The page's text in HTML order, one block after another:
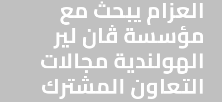
العزام يبحث مع
مؤسسة ڤان لير
الهولندية مجالات
التعاون المشترك